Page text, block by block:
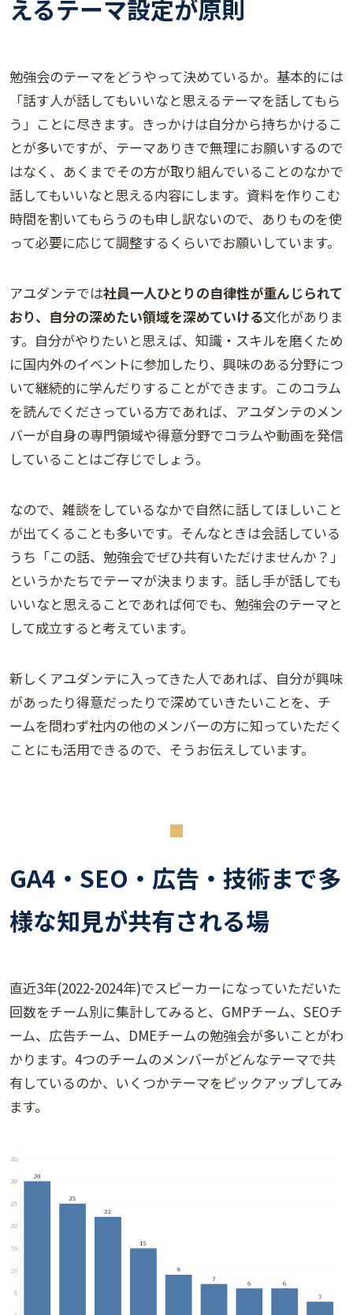
えるテーマ設定が原則
勉強会のテーマをどうやって決めているか。基本的には
「話す人が話してもいいなと思えるテーマを話してもら
う」ことに尽きます。きっかけは自分から持ちかけるこ
とが多いですが、テーマありきで無理にお願いするので
はなく、あくまでその方が取り組んでいることのなかで
話してもいいなと思える内容にします。資料を作りこむ
時間を割いてもらうのも申し訳ないので、ありものを使
って必要に応じて調整するくらいでお願いしています。
アユダンテでは社員一人ひとりの自律性が重んじられて
おり、自分の深めたい領域を深めていける文化がありま
す。自分がやりたいと思えば、知識・スキルを磨くため
に国内外のイベントに参加したり、興味のある分野につ
いて継続的に学んだりすることができます。このコラム
を読んでくださっている方であれば、アユダンテのメン
バーが自身の専門領域や得意分野でコラムや動画を発信
していることはご存じでしょう。
なので、雑談をしているなかで自然に話してほしいこと
が出てくることも多いです。そんなときは会話している
うち「この話、勉強会でぜひ共有いただけませんか？」
というかたちでテーマが決まります。話し手が話しても
いいなと思えることであれば何でも、勉強会のテーマと
して成立すると考えています。
新しくアユダンテに入ってきた人であれば、自分が興味
があったり得意だったりで深めていきたいことを、チ
ームを問わず社内の他のメンバーの方に知っていただく
ことにも活用できるので、そうお伝えしています。
GA4・SEO・広告・技術まで多
様な知見が共有される場
直近3年(2022-2024年)でスピーカーになっていただいた
回数をチーム別に集計してみると、GMPチーム、SEOチ
ーム、広告チーム、DMEチームの勉強会が多いことがわ
かります。4つのチームのメンバーがどんなテーマで共
有しているのか、いくつかテーマをピックアップしてみ
ます。